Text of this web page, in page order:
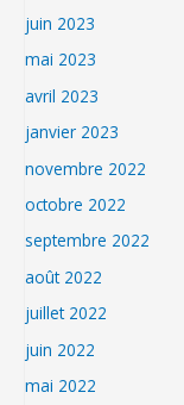
juin 2023
mai 2023
avril 2023
janvier 2023
novembre 2022
octobre 2022
septembre 2022
août 2022
juillet 2022
juin 2022
mai 2022